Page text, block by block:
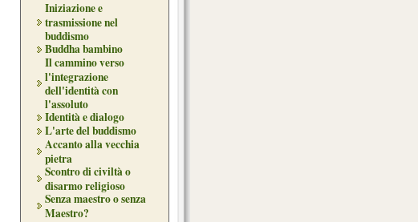
Iniziazione e
trasmissione nel
buddismo
Buddha bambino
Il cammino verso
l'integrazione
dell'identità con
l'assoluto
Identità e dialogo
L'arte del buddismo
Accanto alla vecchia
pietra
Scontro di civiltà o
disarmo religioso
Senza maestro o senza
Maestro?